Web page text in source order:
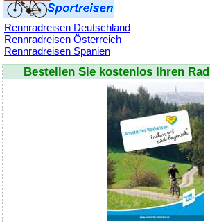
Rennradreisen Deutschland
Rennradreisen Österreich
Rennradreisen Spanien
Bestellen Sie kostenlos Ihren